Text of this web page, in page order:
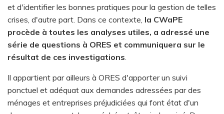
et d'identifier les bonnes pratiques pour la gestion de telles
crises, d'autre part. Dans ce contexte, la CWaPE
procède à toutes les analyses utiles, a adressé une
série de questions à ORES et communiquera sur le
résultat de ces investigations.
Il appartient par ailleurs à ORES d'apporter un suivi
ponctuel et adéquat aux demandes adressées par des
ménages et entreprises préjudiciées qui font état d'un